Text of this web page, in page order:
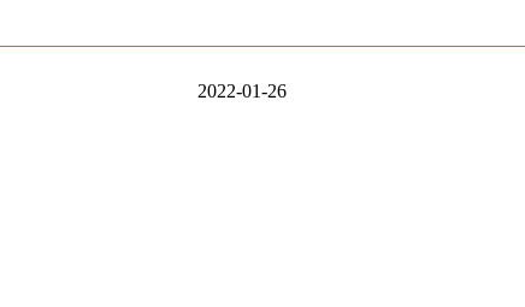
2022-01-26